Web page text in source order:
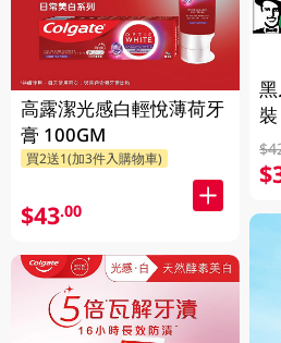
高露潔光感白輕悅薄荷牙
膏 100GM
買2送1(加3件入購物車)
$43.00